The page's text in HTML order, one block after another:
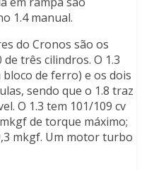
1.4 manual.
do Cronos são os
três cilindros. O 1.3
de ferro) e os dois
sendo que o 1.8 traz
O 1.3 tem 101/109 cv
de torque máximo;
mkgf. Um motor turbo